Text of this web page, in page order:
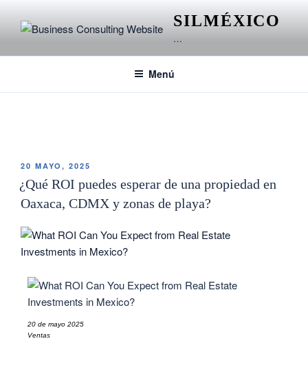
SILMÉXICO
…
Menú
20 MAYO, 2025
¿Qué ROI puedes esperar de una propiedad en
Oaxaca, CDMX y zonas de playa?
20 de mayo 2025
Ventas